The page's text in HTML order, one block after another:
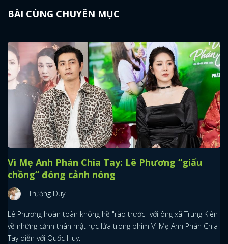
BÀI CÙNG CHUYÊN MỤC
Vì Mẹ Anh Phán Chia Tay: Lê Phương “giấu
chồng” đóng cảnh nóng
Trường Duy
Lê Phương hoàn toàn không hề "rào trước" với ông xã Trung Kiên
về những cảnh thân mật rực lửa trong phim Vì Mẹ Anh Phán Chia
Tay diễn với Quốc Huy.